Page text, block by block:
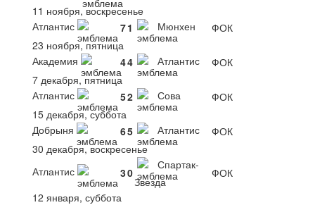
11 ноября, воскресенье
Атлантис
71 Мюнхен
ФОК
23 ноября, пятница
Академия
44 Атлантис
ФОК
7 декабря, пятница
Атлантис
52 Сова
ФОК
15 декабря, суббота
Добрыня
65 Атлантис
ФОК
30 декабря, воскресенье
Атлантис
30
Спартак-
Звезда
ФОК
12 января, суббота